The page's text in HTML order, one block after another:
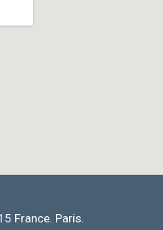
France. Paris.